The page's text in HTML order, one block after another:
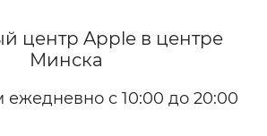
центр Apple в центре
Минска
ежедневно с 10:00 до 20:00